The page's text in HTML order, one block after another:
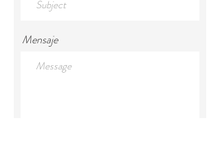
Mensaje